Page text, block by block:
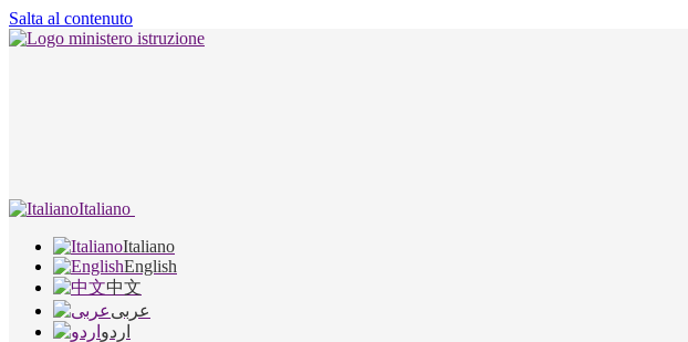
Salta al contenuto
Italiano
Italiano
English
中文
عربى
اردو